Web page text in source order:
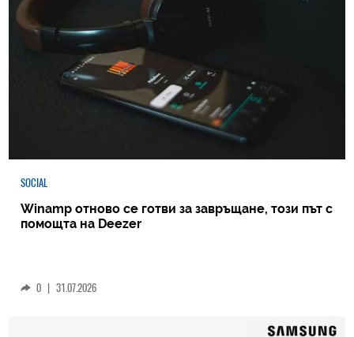
SOCIAL
Winamp отново се готви за завръщане, този път с
помощта на Deezer
0 | 31.07.2026